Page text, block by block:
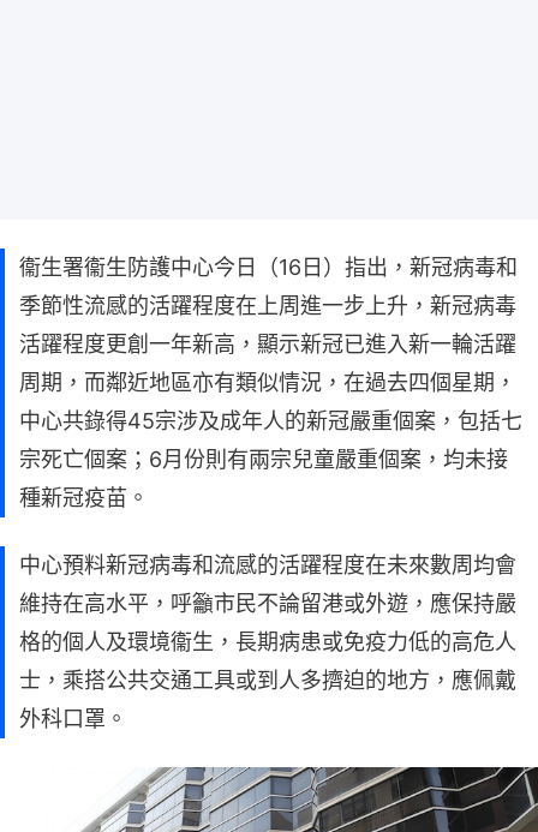
衞生署衞生防護中心今日（16日）指出，新冠病毒和
季節性流感的活躍程度在上周進一步上升，新冠病毒
活躍程度更創一年新高，顯示新冠已進入新一輪活躍
周期，而鄰近地區亦有類似情況，在過去四個星期，
中心共錄得45宗涉及成年人的新冠嚴重個案，包括七
宗死亡個案；6月份則有兩宗兒童嚴重個案，均未接
種新冠疫苗。
中心預料新冠病毒和流感的活躍程度在未來數周均會
維持在高水平，呼籲市民不論留港或外遊，應保持嚴
格的個人及環境衞生，長期病患或免疫力低的高危人
士，乘搭公共交通工具或到人多擠迫的地方，應佩戴
外科口罩。